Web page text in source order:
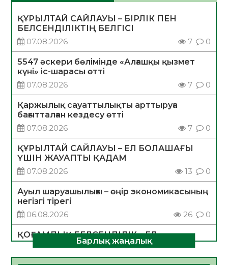
ҚҰРЫЛТАЙ САЙЛАУЫ – БІРЛІК ПЕН
БЕЛСЕНДІЛІКТІҢ БЕЛГІСІ
07.08.2026
7 0
5547 әскери бөлімінде «Алғашқы қызмет
күні» іс-шарасы өтті
07.08.2026
7 0
Қаржылық сауаттылықты арттыруға
бағытталған кездесу өтті
07.08.2026
7 0
ҚҰРЫЛТАЙ САЙЛАУЫ – ЕЛ БОЛАШАҒЫ
ҮШІН ЖАУАПТЫ ҚАДАМ
07.08.2026
13 0
Ауыл шаруашылығы – өңір экономикасының
негізгі тірегі
06.08.2026
26 0
ҚОҒАМДЫҚ БЕЛСЕНДІЛІК – ЕЛ
ДАМУЫНЫҢ НЕГІЗІ
06.08.2026
24 0
Барлық жаңалық